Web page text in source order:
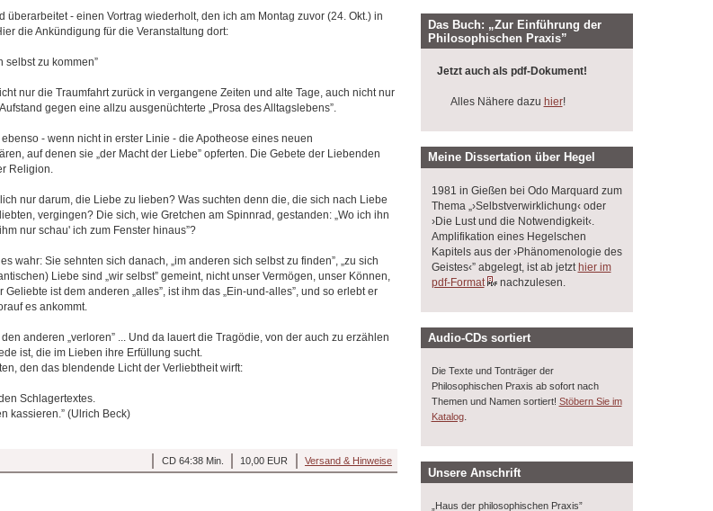
überarbeitet - einen Vortrag wiederholt, den ich am Montag zuvor (24. Okt.) in
die Ankündigung für die Veranstaltung dort:
selbst zu kommen”
nur die Traumfahrt zurück in vergangene Zeiten und alte Tage, auch nicht nur
gegen eine allzu ausgenüchterte „Prosa des Alltagslebens”.
- wenn nicht in erster Linie - die Apotheose eines neuen
auf denen sie „der Macht der Liebe” opferten. Die Gebete der Liebenden
Religion.
nur darum, die Liebe zu lieben? Was suchten denn die, die sich nach Liebe
vergingen? Die sich, wie Gretchen am Spinnrad, gestanden: „Wo ich ihn
nur schau' ich zum Fenster hinaus”?
wahr: Sie sehnten sich danach, „im anderen sich selbst zu finden”, „zu sich
Liebe sind „wir selbst” gemeint, nicht unser Vermögen, unser Können,
ist dem anderen „alles”, ist ihm das „Ein-und-alles”, und so erlebt er
es ankommt.
anderen „verloren” ... Und da lauert die Tragödie, von der auch zu erzählen
ist, die im Lieben ihre Erfüllung sucht.
den das blendende Licht der Verliebtheit wirft:
Schlagertextes.
kassieren.” (Ulrich Beck)
Versand & Hinweise
10,00 EUR
CD 64:38 Min.
Das Buch: „Zur Einführung der
Philosophischen Praxis”
Jetzt auch als pdf-Dokument!
Alles Nähere dazu hier!
Meine Dissertation über Hegel
1981 in Gießen bei Odo Marquard zum
Thema „›Selbstverwirklichung‹ oder
›Die Lust und die Notwendigkeit‹.
Amplifikation eines Hegelschen
Kapitels aus der ›Phänomenologie des
Geistes‹” abgelegt, ist ab jetzt hier im
pdf-Format
nachzulesen.
Audio-CDs sortiert
Die Texte und Tonträger der
Philosophischen Praxis ab sofort nach
Themen und Namen sortiert! Stöbern Sie im
Katalog.
Unsere Anschrift
„Haus der philosophischen Praxis”